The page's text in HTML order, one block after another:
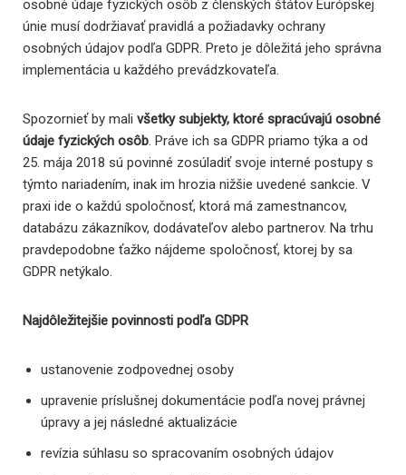
osobné údaje fyzických osôb z členských štátov Európskej
únie musí dodržiavať pravidlá a požiadavky ochrany
osobných údajov podľa GDPR. Preto je dôležitá jeho správna
implementácia u každého prevádzkovateľa.
Spozornieť by mali všetky subjekty, ktoré spracúvajú osobné
údaje fyzických osôb. Práve ich sa GDPR priamo týka a od
25. mája 2018 sú povinné zosúladiť svoje interné postupy s
týmto nariadením, inak im hrozia nižšie uvedené sankcie. V
praxi ide o každú spoločnosť, ktorá má zamestnancov,
databázu zákazníkov, dodávateľov alebo partnerov. Na trhu
pravdepodobne ťažko nájdeme spoločnosť, ktorej by sa
GDPR netýkalo.
Najdôležitejšie povinnosti podľa GDPR
ustanovenie zodpovednej osoby
upravenie príslušnej dokumentácie podľa novej právnej
úpravy a jej následné aktualizácie
revízia súhlasu so spracovaním osobných údajov